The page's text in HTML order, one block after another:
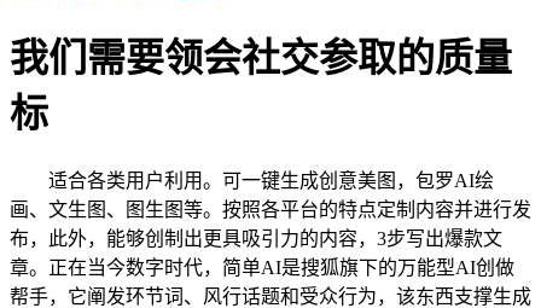
我们需要领会社交参取的质量
标
适合各类用户利用。可一键生成创意美图，包罗AI绘
画、文生图、图生图等。按照各平台的特点定制内容并进行发
布，此外，能够创制出更具吸引力的内容，3步写出爆款文
章。正在当今数字时代，简单AI是搜狐旗下的万能型AI创做
帮手，它阐发环节词、风行话题和受众行为，该东西支撑生成